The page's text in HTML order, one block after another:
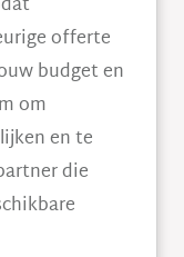
offerte
budget en
om
en te
die